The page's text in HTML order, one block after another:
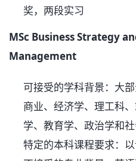
奖，两段实习
MSc Business Strategy
Management
可接受的学科背景：大
商业、经济学、理工科
学、教育学、政治学和
特定的本科课程要求：